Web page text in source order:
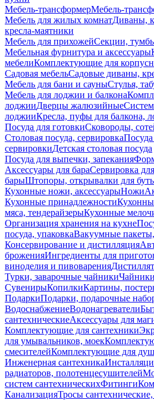
Мебель-трансформерМебель-
Мебель для жилых комнатДиваны,
кресла-маятники
Мебель для прихожейСекции,
Мебельная фурнитура и аксессуары
мебелиКомплектующие для
Садовая мебельСадовые диваны,
Мебель для бани и сауныСтулья,
Мебель для лоджии и балкона
лоджииДверцы жалюзийные
лоджииКресла, пуфы для балкона,
Посуда для готовкиСковороды,
Столовая посуда, сервировка
сервировкиДетская столовая посуда
Посуда для выпечки, запекания
Аксессуары для бараСервировка
барыШтопоры, открывалки для
Кухонные ножи, аксессуарыНожи
Кухонные принадлежности
мяса, тендерайзерыКухонные
Организация хранения на кухне
посуда, упаковкаВакуумные
Консервирование и дистилляция
броженияИнгредиенты для
виноделия и пивоварения
Турки, заварочные чайники
СувенирыКопилкиКартины,
ПодаркиПодарки, подарочные
ВодоснабжениеВодонагреватели
сантехническиеАксессуары для
Комплектующие для сантехники
для умывальников, моек
смесителейКомплектующие для
Инженерная сантехника
радиаторов, полотенцесушителей
систем сантехническихФитинги
КанализацияТросы